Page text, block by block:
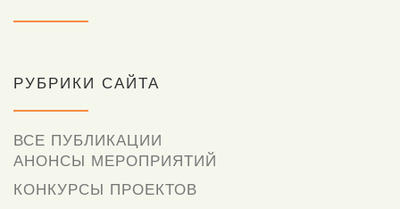
РУБРИКИ САЙТА
ВСЕ ПУБЛИКАЦИИ
АНОНСЫ МЕРОПРИЯТИЙ
КОНКУРСЫ ПРОЕКТОВ